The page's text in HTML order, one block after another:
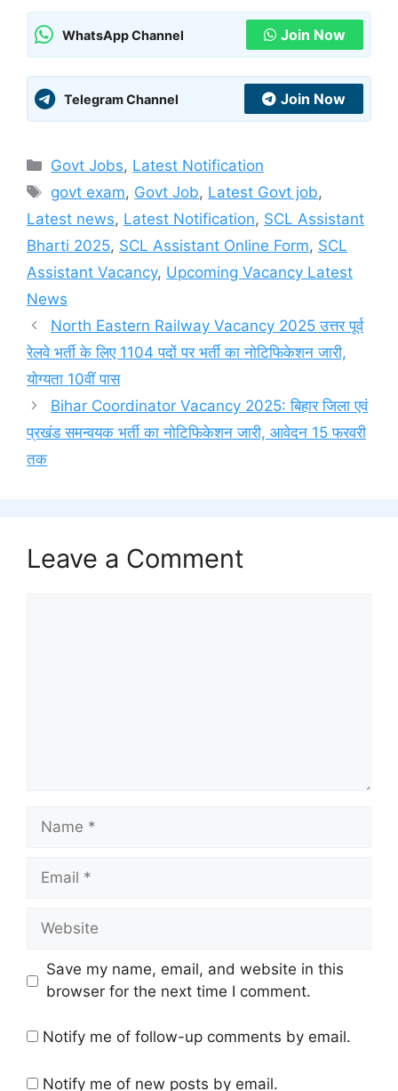
WhatsApp Channel Join Now
Telegram Channel Join Now
Categories
Govt Jobs, Latest Notification
Tags
govt exam, Govt Job, Latest Govt job,
Latest news, Latest Notification, SCL Assistant
Bharti 2025, SCL Assistant Online Form, SCL
Assistant Vacancy, Upcoming Vacancy Latest
News
North Eastern Railway Vacancy 2025 उत्तर पूर्व
रेलवे भर्ती के लिए 1104 पदों पर भर्ती का नोटिफिकेशन जारी,
योग्यता 10वीं पास
Bihar Coordinator Vacancy 2025: बिहार जिला एवं
प्रखंड समन्वयक भर्ती का नोटिफिकेशन जारी, आवेदन 15 फरवरी
तक
Leave a Comment
Name
Email
Website
Save my name, email, and website in this
browser for the next time I comment.
Notify me of follow-up comments by email.
Notify me of new posts by email.